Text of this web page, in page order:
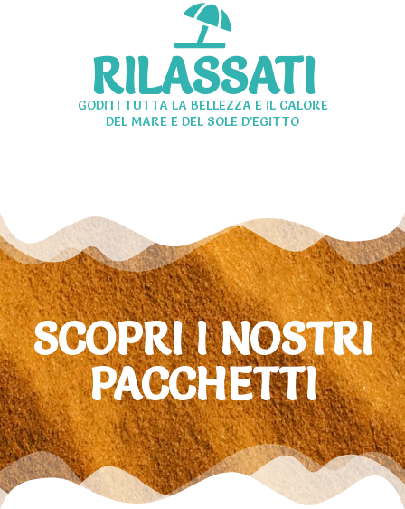
RILASSATI
GODITI TUTTA LA BELLEZZA E IL CALORE
DEL MARE E DEL SOLE D’EGITTO
SCOPRI I NOSTRI
PACCHETTI